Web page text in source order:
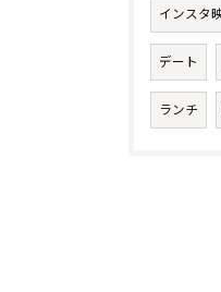
インスタ
デート
ランチ